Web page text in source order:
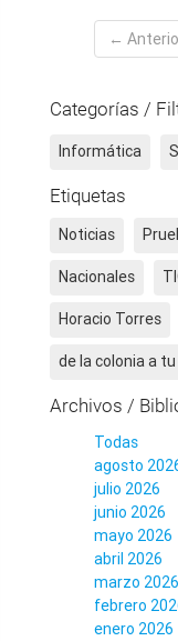
←
Categorías /
Informática
Etiquetas
Noticias
Nacionales
Horacio Torres
de la colonia a
Archivos /
Todas
agosto
julio 2026
junio 2026
mayo 2026
abril 2026
marzo 2026
febrero
enero 2026